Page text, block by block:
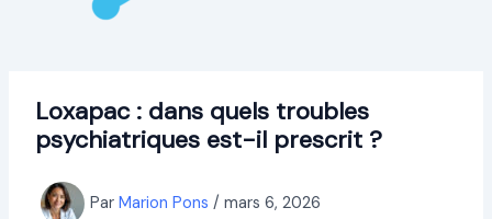
Loxapac : dans quels troubles
psychiatriques est-il prescrit ?
Par Marion Pons / mars 6, 2026